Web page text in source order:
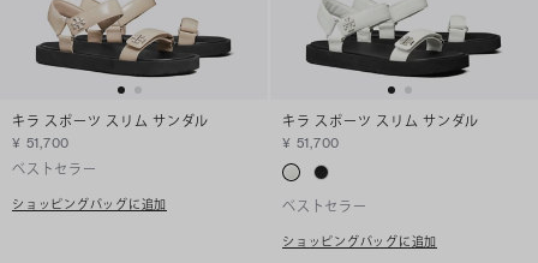
キラ スポーツ スリム サンダル
¥ 51,700
ベストセラー
ショッピングバッグに追加
キラ スポーツ スリム サンダル
¥ 51,700
ベストセラー
ショッピングバッグに追加